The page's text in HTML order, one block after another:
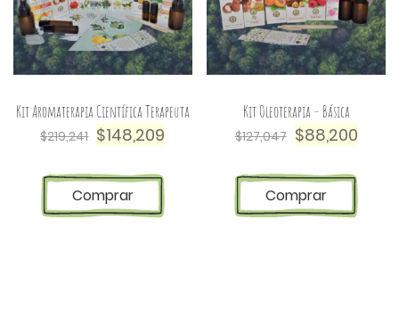
Kit Aromaterapia Científica Terapeuta
$219,241 $148,209
Comprar
Kit Oleoterapia – Básica
$127,047 $88,200
Comprar